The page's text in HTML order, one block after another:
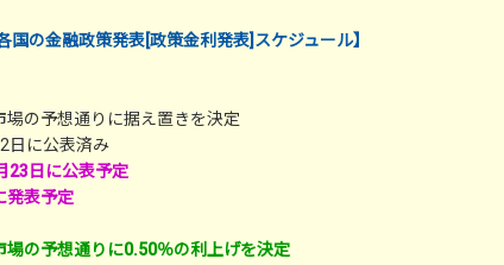
国の金融政策発表[政策金利発表]スケジュール】
の予想通りに据え置きを決定
日に公表済み
23日に公表予定
発表予定
の予想通りに0.50％の利上げを決定